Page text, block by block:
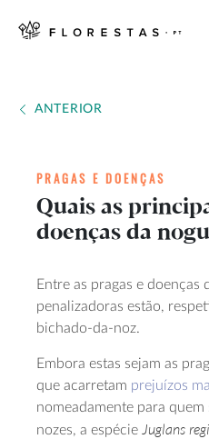
ANTERIOR
PRAGAS E DOENÇAS
Quais as
doenças da
Entre as pragas e doenças
penalizadoras estão,
bichado-da-noz.
Embora estas sejam as
que acarretam prejuízos
nomeadamente para
nozes, a espécie Juglans